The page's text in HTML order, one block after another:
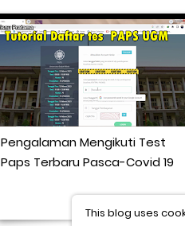
Pengalaman Mengikuti Test
Paps Terbaru Pasca-Covid 19
This blog uses